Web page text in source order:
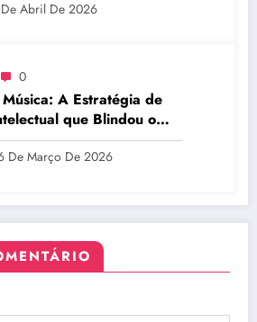
Abril De 2026
0
A Estratégia de
que Blindou o
De Março De 2026